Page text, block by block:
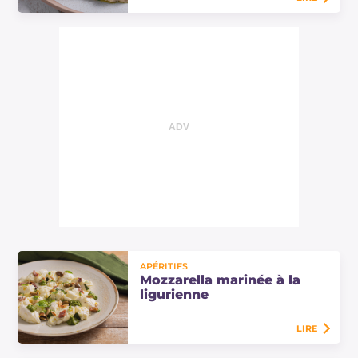
APÉRITIFS
Mozzarella marinée à la
ligurienne
LIRE